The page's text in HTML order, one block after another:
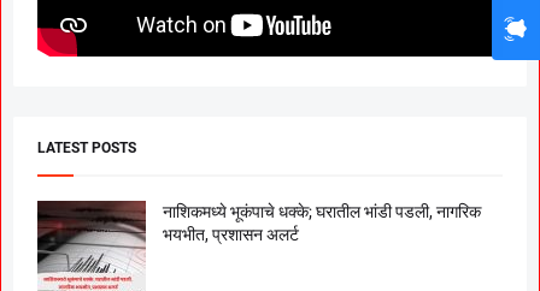
LATEST POSTS
नाशिकमध्ये भूकंपाचे धक्के; घरातील भांडी पडली, नागरिक
भयभीत, प्रशासन अलर्ट